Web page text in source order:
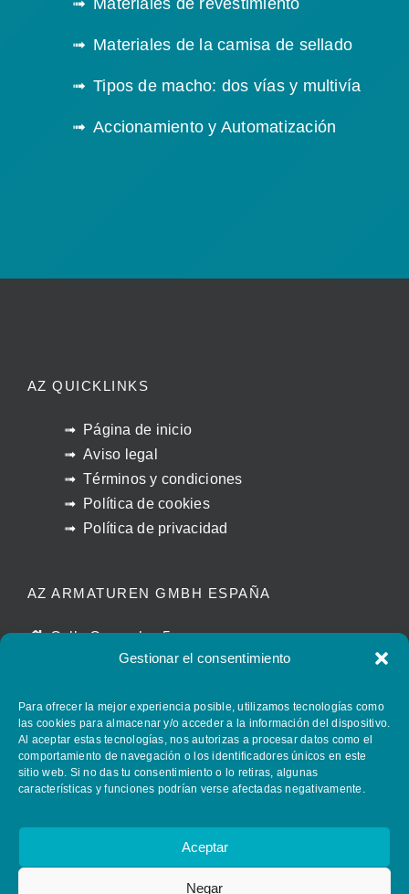
Gestionar el consentimiento
Para ofrecer la mejor experiencia posible, utilizamos tecnologías como
las cookies para almacenar y/o acceder a la información del dispositivo.
Al aceptar estas tecnologías, nos autorizas a procesar datos como el
comportamiento de navegación o los identificadores únicos en este
sitio web. Si no das tu consentimiento o lo retiras, algunas
características y funciones podrían verse afectadas negativamente.
Aceptar
Negar
Materiales de revestimiento
Materiales de la camisa de sellado
Tipos de macho: dos vías y multivía
Accionamiento y Automatización
AZ QUICKLINKS
Página de inicio
Aviso legal
Términos y condiciones
Política de cookies
Política de privacidad
AZ ARMATUREN GMBH ESPAÑA
Calle Caracolas 5
11011 Cádiz – España
+34 658 399 110
FOLLOW AZ ARMATUREN